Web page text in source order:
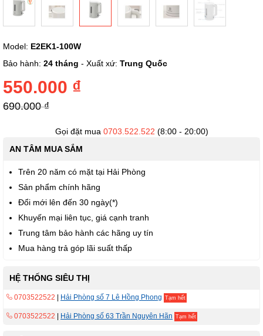
đến
phần
của
thư
viện
Model: E2EK1-100W
Bảo hành: 24 tháng - Xuất xứ: Trung Quốc
550.000 ₫
690.000 ₫
Gọi đặt mua 0703.522.522 (8:00 - 20:00)
AN TÂM MUA SẮM
Trên 20 năm có mặt tại Hải Phòng
Sản phẩm chính hãng
Đổi mới lên đến 30 ngày(*)
Khuyến mại liên tục, giá cạnh tranh
Trung tâm bảo hành các hãng uy tín
Mua hàng trả góp lãi suất thấp
HỆ THỐNG SIÊU THỊ
0703522522 Hải Phòng số 7 Lê Hồng Phong Tạm hết
0703522522 Hải Phòng số 63 Trần Nguyên Hãn Tạm hết